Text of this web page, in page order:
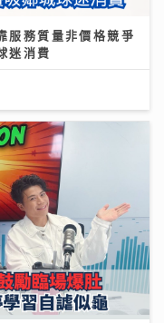
服務質量非價格競爭
迷消費